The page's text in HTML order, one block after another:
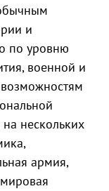
и
по уровню
военной и
нескольких
армия,